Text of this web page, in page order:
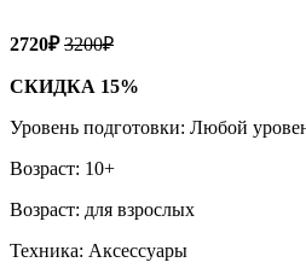
2720₽3200₽
СКИДКА 15%
Уровень подготовки: Любой
Возраст: 10+
Возраст: для взрослых
Техника: Аксессуары